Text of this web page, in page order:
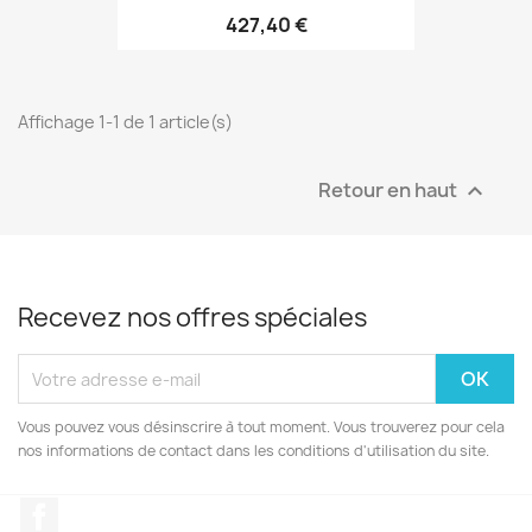
427,40 €
Affichage 1-1 de 1 article(s)
Retour en haut 
Recevez nos offres spéciales
Vous pouvez vous désinscrire à tout moment. Vous trouverez pour cela
nos informations de contact dans les conditions d'utilisation du site.